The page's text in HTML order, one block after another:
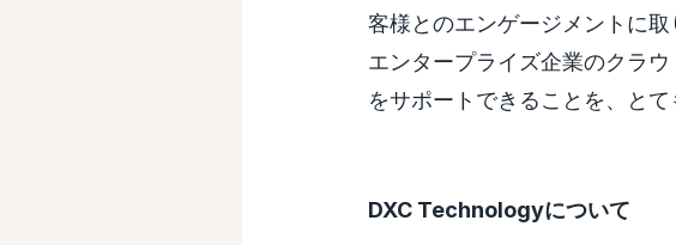
客様とのエンゲージメントに
エンタープライズ企業のクラ
をサポートできることを、とて
DXC Technologyについて